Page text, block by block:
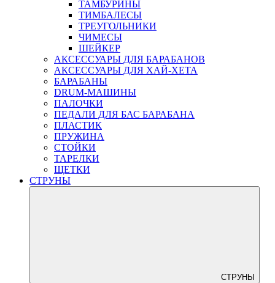
ТАМБУРИНЫ
ТИМБАЛЕСЫ
ТРЕУГОЛЬНИКИ
ЧИМЕСЫ
ШЕЙКЕР
АКСЕССУАРЫ ДЛЯ БАРАБАНОВ
АКСЕССУАРЫ ДЛЯ ХАЙ-ХЕТА
БАРАБАНЫ
DRUM-МАШИНЫ
ПАЛОЧКИ
ПЕДАЛИ ДЛЯ БАС БАРАБАНА
ПЛАСТИК
ПРУЖИНА
СТОЙКИ
ТАРЕЛКИ
ЩЕТКИ
СТРУНЫ
СТРУНЫ